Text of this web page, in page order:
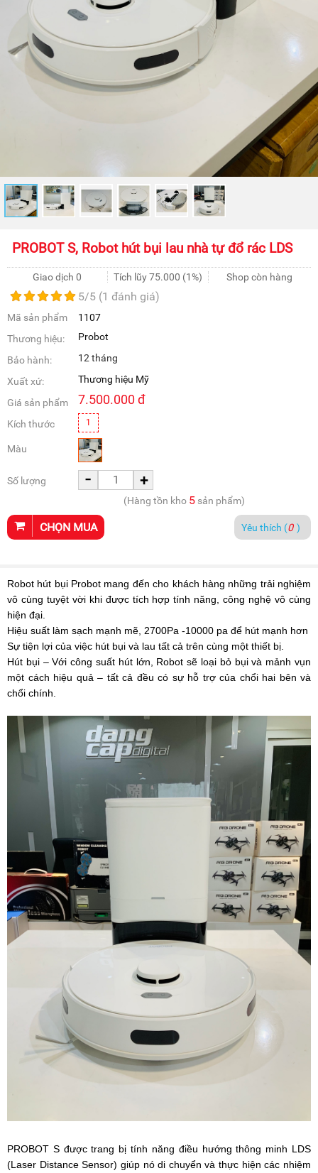
PROBOT S, Robot hút bụi lau nhà tự đổ rác LDS
Giao dịch 0 Tích lũy75.000 (1%) Shop còn hàng
5/5 (1 đánh giá)
Mã sản phẩm
1107
Thương hiệu:
Probot
Bảo hành: 12 tháng
Xuất xứ: Thương hiệu Mỹ
Giá sản phẩm 7.500.000 đ
Kích thước 1
Màu
Số lượng - +
(Hàng tồn kho 5sản phẩm)
CHỌN MUA Yêu thích (0 )
Robot hút bụi Probot mang đến cho khách hàng những trải nghiệm
vô cùng tuyệt vời khi được tích hợp tính năng, công nghệ vô cùng
hiện đại.
Hiệu suất làm sạch mạnh mẽ, 2700Pa -10000 pa để hút mạnh hơn
Sự tiện lợi của việc hút bụi và lau tất cả trên cùng một thiết bị.
Hút bụi – Với công suất hút lớn, Robot sẽ loại bỏ bụi và mảnh vụn
một cách hiệu quả – tất cả đều có sự hỗ trợ của chổi hai bên và
chổi chính.
PROBOT S được trang bị tính năng điều hướng thông minh LDS
(Laser Distance Sensor) giúp nó di chuyển và thực hiện các nhiệm